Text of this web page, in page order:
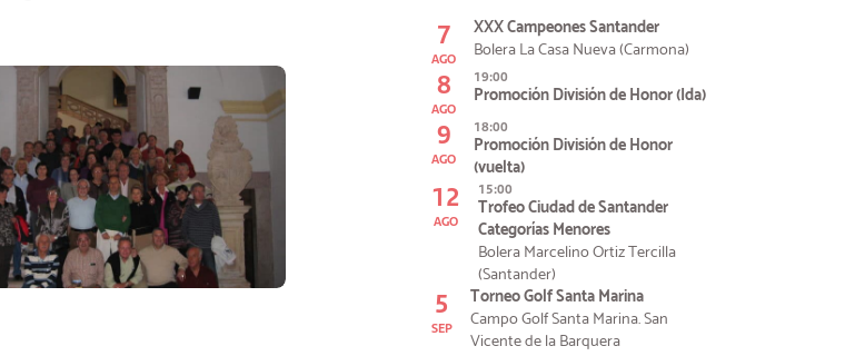
7
AGO
XXX Campeones Santander
Bolera La Casa Nueva (Carmona)
8
AGO
19:00
Promoción División de Honor (Ida)
9
AGO
18:00
Promoción División de Honor
(vuelta)
12
AGO
15:00
Trofeo Ciudad de Santander
Categorías Menores
Bolera Marcelino Ortiz Tercilla
(Santander)
5
SEP
Torneo Golf Santa Marina
Campo Golf Santa Marina. San
Vicente de la Barquera